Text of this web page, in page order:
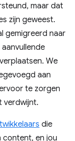
maar dat
zijn geweest.
gemigreerd naar
We
aan
te zorgen
verdwijnt.
die
content, en jou